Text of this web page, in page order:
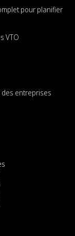
pour planifier
VTO
entreprises